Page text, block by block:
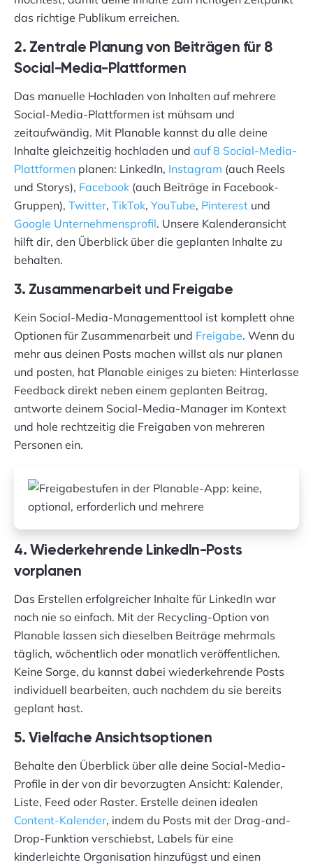
das richtige Publikum erreichen.
2. Zentrale Planung von Beiträgen für 8
Social-Media-Plattformen
Das manuelle Hochladen von Inhalten auf mehrere
Social-Media-Plattformen ist mühsam und
zeitaufwändig. Mit Planable kannst du alle deine
Inhalte gleichzeitig hochladen und auf 8 Social-Media-
Plattformen planen: LinkedIn, Instagram (auch Reels
und Storys), Facebook (auch Beiträge in Facebook-
Gruppen), Twitter, TikTok, YouTube, Pinterest und
Google Unternehmensprofil. Unsere Kalenderansicht
hilft dir, den Überblick über die geplanten Inhalte zu
behalten.
3. Zusammenarbeit und Freigabe
Kein Social-Media-Managementtool ist komplett ohne
Optionen für Zusammenarbeit und Freigabe. Wenn du
mehr aus deinen Posts machen willst als nur planen
und posten, hat Planable einiges zu bieten: Hinterlasse
Feedback direkt neben einem geplanten Beitrag,
antworte deinem Social-Media-Manager im Kontext
und hole rechtzeitig die Freigaben von mehreren
Personen ein.
4. Wiederkehrende LinkedIn-Posts
vorplanen
Das Erstellen erfolgreicher Inhalte für LinkedIn war
noch nie so einfach. Mit der Recycling-Option von
Planable lassen sich dieselben Beiträge mehrmals
täglich, wöchentlich oder monatlich veröffentlichen.
Keine Sorge, du kannst dabei wiederkehrende Posts
individuell bearbeiten, auch nachdem du sie bereits
geplant hast.
5. Vielfache Ansichtsoptionen
Behalte den Überblick über alle deine Social-Media-
Profile in der von dir bevorzugten Ansicht: Kalender,
Liste, Feed oder Raster. Erstelle deinen idealen
Content-Kalender, indem du Posts mit der Drag-and-
Drop-Funktion verschiebst, Labels für eine
kinderleichte Organisation hinzufügst und einen